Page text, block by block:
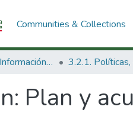
Communities & Collections
3. Recursos de Información Científica y Tecnológica
Plan y